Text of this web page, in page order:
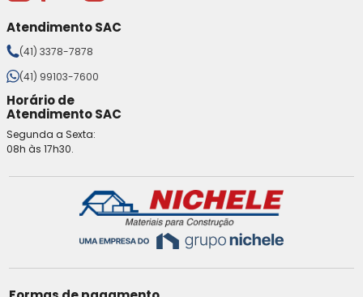
Atendimento SAC
(41) 3378-7878
(41) 99103-7600
Horário de
Atendimento SAC
Segunda a Sexta:
08h às 17h30.